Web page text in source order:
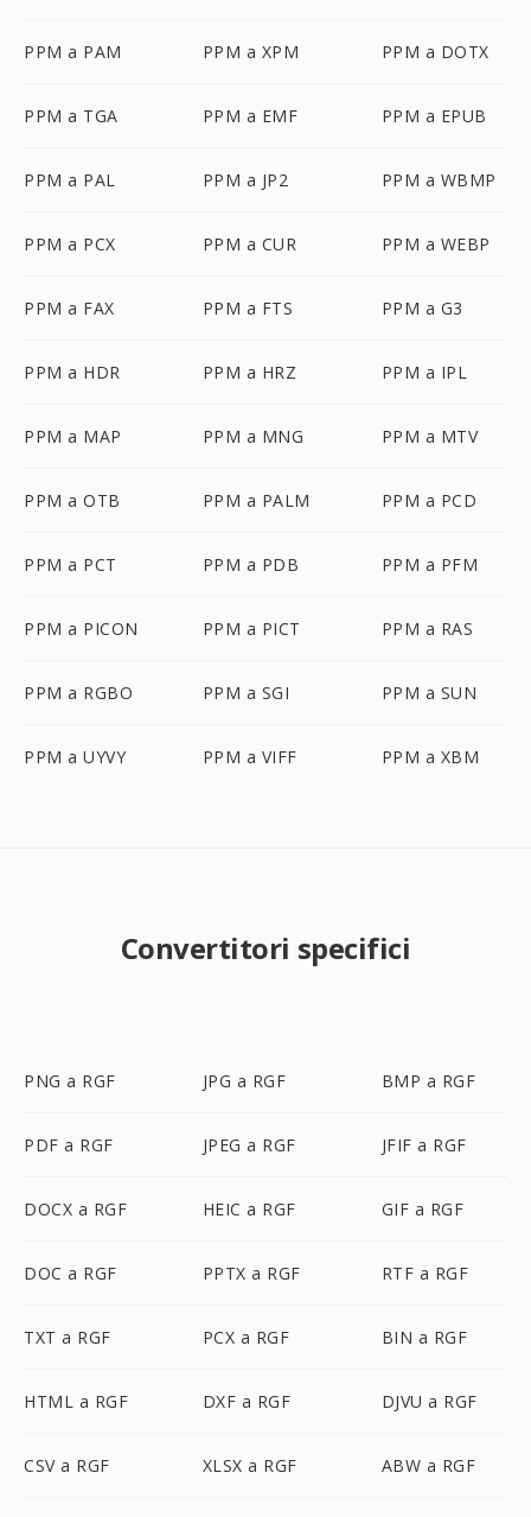
PPM a PAM PPM a XPM PPM a DOTX
PPM a TGA PPM a EMF PPM a EPUB
PPM a PAL PPM a JP2 PPM a WBMP
PPM a PCX PPM a CUR PPM a WEBP
PPM a FAX PPM a FTS PPM a G3
PPM a HDR PPM a HRZ PPM a IPL
PPM a MAP PPM a MNG PPM a MTV
PPM a OTB PPM a PALM PPM a PCD
PPM a PCT PPM a PDB PPM a PFM
PPM a PICON PPM a PICT PPM a RAS
PPM a RGBO PPM a SGI PPM a SUN
PPM a UYVY PPM a VIFF PPM a XBM
Convertitori specifici
PNG a RGF JPG a RGF BMP a RGF
PDF a RGF JPEG a RGF JFIF a RGF
DOCX a RGF HEIC a RGF GIF a RGF
DOC a RGF PPTX a RGF RTF a RGF
TXT a RGF PCX a RGF BIN a RGF
HTML a RGF DXF a RGF DJVU a RGF
CSV a RGF XLSX a RGF ABW a RGF